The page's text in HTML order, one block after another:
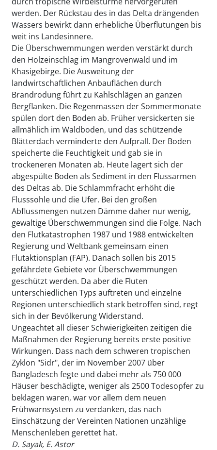
werden. Der Rückstau des in das Delta drängenden
Wassers bewirkt dann erhebliche Überflutungen bis
weit ins Landesinnere.
Die Überschwemmungen werden verstärkt durch
den Holzeinschlag im Mangrovenwald und im
Khasigebirge. Die Ausweitung der
landwirtschaftlichen Anbauflächen durch
Brandrodung führt zu Kahlschlägen an ganzen
Bergflanken. Die Regenmassen der Sommermonate
spülen dort den Boden ab. Früher versickerten sie
allmählich im Waldboden, und das schützende
Blätterdach verminderte den Aufprall. Der Boden
speicherte die Feuchtigkeit und gab sie in
trockeneren Monaten ab. Heute lagert sich der
abgespülte Boden als Sediment in den Flussarmen
des Deltas ab. Die Schlammfracht erhöht die
Flusssohle und die Ufer. Bei den großen
Abflussmengen nutzen Dämme daher nur wenig,
gewaltige Überschwemmungen sind die Folge. Nach
den Flutkatastrophen 1987 und 1988 entwickelten
Regierung und Weltbank gemeinsam einen
Flutaktionsplan (FAP). Danach sollen bis 2015
gefährdete Gebiete vor Überschwemmungen
geschützt werden. Da aber die Fluten
unterschiedlichen Typs auftreten und einzelne
Regionen unterschiedlich stark betroffen sind, regt
sich in der Bevölkerung Widerstand.
Ungeachtet all dieser Schwierigkeiten zeitigen die
Maßnahmen der Regierung bereits erste positive
Wirkungen. Dass nach dem schweren tropischen
Zyklon "Sidr", der im November 2007 über
Bangladesch fegte und dabei mehr als 750 000
Häuser beschädigte, weniger als 2500 Todesopfer zu
beklagen waren, war vor allem dem neuen
Frühwarnsystem zu verdanken, das nach
Einschätzung der Vereinten Nationen unzählige
Menschenleben gerettet hat.
D. Sayak, E. Astor